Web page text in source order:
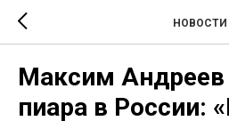
НОВОСТИ
Максим Андреев
пиара в России: